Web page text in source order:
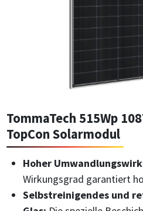
TommaTech 515Wp
TopCon Solarmodul
Hoher
Wirkungsgrad garantiert
Selbstreinigendes und